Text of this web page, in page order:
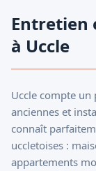
Entretien
à Uccle
Uccle compte
anciennes et
connaît
uccletoises :
appartements